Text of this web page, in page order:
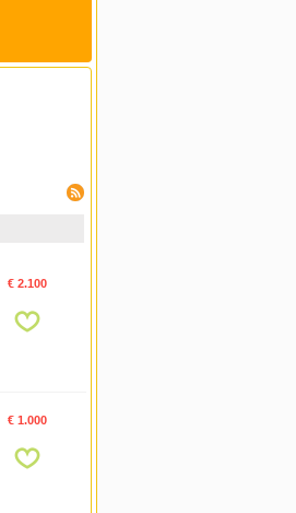
€ 2.100
€ 1.000